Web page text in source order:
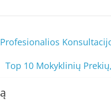
Top 10 Mokyklinių